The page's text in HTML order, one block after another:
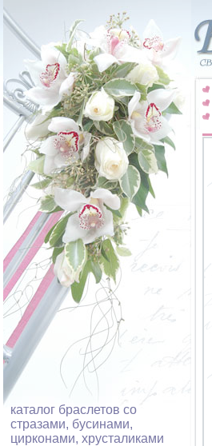
каталог браслетов со
стразами, бусинами,
цирконами, хрусталиками